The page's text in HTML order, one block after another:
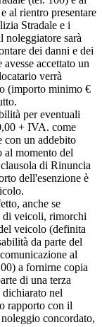
al rientro presentare
Stradale e i
noleggiatore sarà
dei danni e dei
accettato un
verrà
(importo minimo €
per eventuali
+ IVA. come
con un addebito
al momento del
di Rinuncia
dell'esenzione è
anche se
di veicoli, rimorchi
veicolo (definita
da parte del
al
a fornirne copia
di una terza
nel
rapporto con il
concordato,